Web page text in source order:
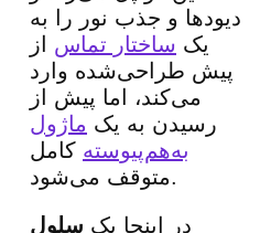
دیودها و جذب نور را به
یک ساختار تماس از
پیش طراحی‌شده وارد
می‌کند، اما پیش از
رسیدن به یک ماژول
به‌هم‌پیوسته کامل
متوقف می‌شود.
در اینجا یک سلول